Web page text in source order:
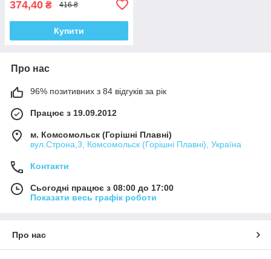
374,40 ₴ 416 ₴
Купити
Про нас
96% позитивних з 84 відгуків за рік
Працює з 19.09.2012
м. Комсомольск (Горішні Плавні)
вул.Строна,3, Комсомольск (Горішні Плавні), Україна
Контакти
Сьогодні працює з 08:00 до 17:00
Показати весь графік роботи
Про нас